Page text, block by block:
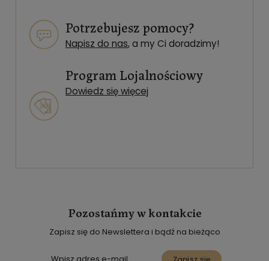
Potrzebujesz pomocy?
Napisz do nas, a my Ci doradzimy!
Program Lojalnościowy
Dowiedz się więcej
Pozostańmy w kontakcie
Zapisz się do Newslettera i bądź na bieżąco